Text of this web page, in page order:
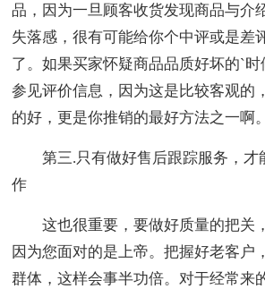
品，因为一旦顾客收货发现商品与介
失落感，很有可能给你个中评或是差
了。如果买家怀疑商品品质好坏的`
参见评价信息，因为这是比较客观的
的好，更是你推销的最好方法之一啊。
第三.只有做好售后跟踪服务，才
作
这也很重要，要做好质量的把关，
因为您面对的是上帝。把握好老客户
群体，这样会事半功倍。对于经常来